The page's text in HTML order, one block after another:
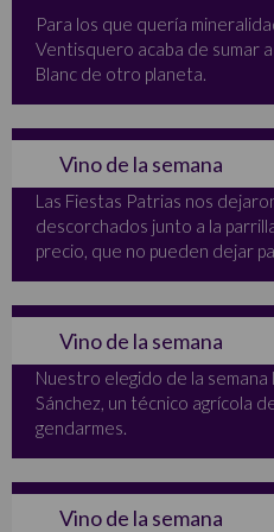
Para los que quería
Ventisquero acaba de sumar
Blanc de otro planeta.
Vino de la semana
DOS ELEGIDOS DE
Las Fiestas Patrias nos
descorchados junto a la
precio, que no pueden dejar
Vino de la semana
EL PAÍS TERCO
Nuestro elegido de la
Sánchez, un técnico agrícola
gendarmes.
Vino de la semana
LE PETIT CLOS 2014